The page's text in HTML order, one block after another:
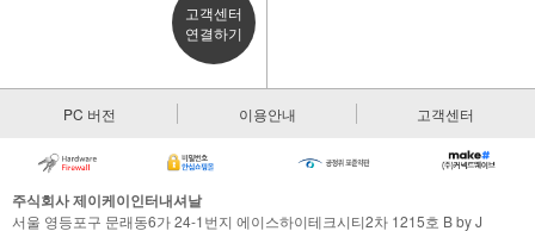
고객센터
연결하기
PC 버전 이용안내 고객센터
주식회사 제이케이인터내셔날
서울 영등포구 문래동6가 24-1번지 에이스하이테크시티2차 1215호 B by J